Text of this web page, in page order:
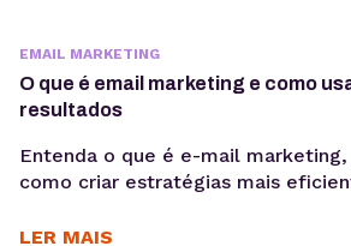
EMAIL MARKETING
O que é email marketing e como
resultados
Entenda o que é e-mail
como criar estratégias mais
exclusivamente de mídia paga ou
LER MAIS